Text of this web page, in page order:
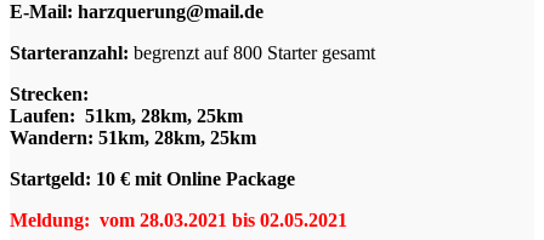
E-Mail: harzquerung@mail.de
Starteranzahl: begrenzt auf 800 Starter gesamt
Strecken:
Laufen: 51km, 28km, 25km
Wandern: 51km, 28km, 25km
Startgeld: 10 € mit Online Package
Meldung: vom 28.03.2021 bis 02.05.2021